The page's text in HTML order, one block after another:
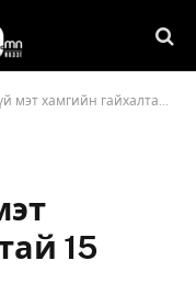
гайхалтай 15 усан сан /фото/
15